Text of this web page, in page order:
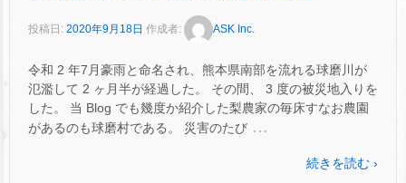
投稿日: 2020年9月18日 作成者: ASK Inc.
令和 2 年7月豪雨と命名され、熊本県南部を流れる球磨川が
氾濫して 2 ヶ月半が経過した。 その間、 3 度の被災地入りを
した。 当 Blog でも幾度か紹介した梨農家の毎床すなお農園
があるのも球磨村である。 災害のたび …
続きを読む ›